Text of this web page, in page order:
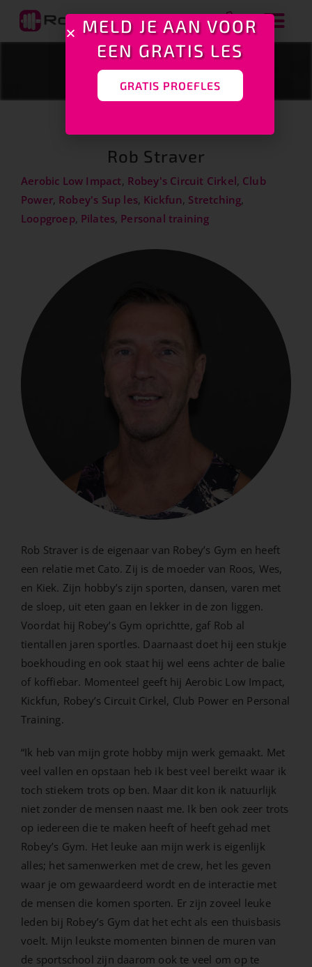
MEDEWERKER
Rob Straver
Aerobic Low Impact, Robey's Circuit Cirkel, Club
Power, Robey's Sup les, Kickfun, Stretching,
Loopgroep, Pilates, Personal training
Rob Straver is de eigenaar van Robey’s Gym en heeft
een relatie met Cato. Zij is de moeder van Roos, Wes,
en Kiek. Zijn hobby’s zijn sporten, dansen, varen met
de sloep, uit eten gaan en lekker in de zon liggen.
Voordat hij Robey’s Gym oprichtte, gaf Rob al
tientallen jaren sportles. Daarnaast doet hij een stukje
boekhouding en ook staat hij wel eens achter de balie
of koffiebar. Momenteel geeft hij Aerobic Low Impact,
Kickfun, Robey’s Circuit Cirkel, Club Power en Personal
Training.
“Ik heb van mijn grote hobby mijn werk gemaakt. Met
veel vallen en opstaan heb ik best veel bereikt waar ik
toch stiekem trots op ben. Maar dit kon ik natuurlijk
niet zonder de mensen naast me. Ik ben ook zeer trots
op iedereen die te maken heeft of heeft gehad met
Robey’s Gym. Het leuke aan mijn werk is eigenlijk
alles; het samenwerken met de crew, het les geven
waar je om gewaardeerd wordt en de interactie met
de mensen die komen sporten. Er zijn zoveel leuke
leden bij Robey’s Gym dat het echt als een thuisbasis
voelt. Mijn leukste momenten binnen de muren van
de sportschool zijn daarom ook te veel om op te
MELD JE AAN VOOR
EEN GRATIS LES
GRATIS PROEFLES